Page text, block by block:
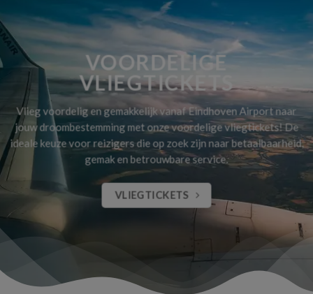
VOORDELIGE
VLIEGTICKETS
Vlieg voordelig en gemakkelijk vanaf Eindhoven Airport naar
jouw droombestemming met onze voordelige vliegtickets! De
ideale keuze voor reizigers die op zoek zijn naar betaalbaarheid,
gemak en betrouwbare service.
VLIEGTICKETS